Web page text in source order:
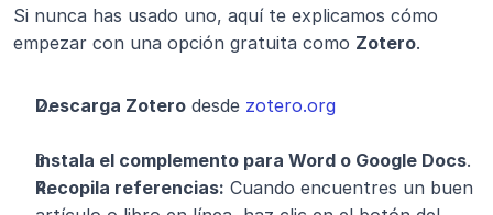
Si nunca has usado uno, aquí te explicamos cómo
empezar con una opción gratuita como Zotero.
Descarga Zotero desde zotero.org
Instala el complemento para Word o Google Docs.
Recopila referencias: Cuando encuentres un buen